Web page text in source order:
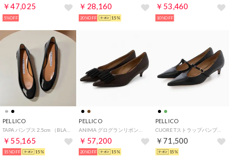
￥47,025
5%OFF
￥28,160
20%OFF 15%
￥53,460
10%OFF
PELLICO
￥55,165
15%OFF 15%
PELLICO
￥57,200
20%OFF 15%
PELLICO
CUORE Tストラップパンプス （BLACK）
￥71,500
15%